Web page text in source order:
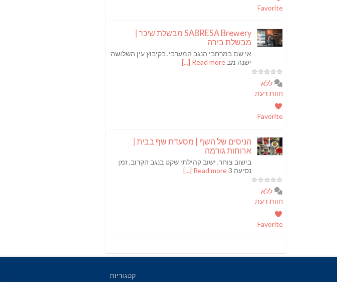
Favorite
SABRESA Brewery מבשלת שיכר |
מבשלת בירה
אי שם במרחבי הנגב המערבי, בקיבוץ עין השלושה
ישנה מב Read more [...]
ללא
חוות דעת
Favorite
הניסים של השף | מסעדת שף בבית |
ארוחות גורמה
בישוב צוחר, ישוב קהילתי שקט בנגב הקרוב, זמן
נסיעה 3
Read more [...]
ללא
חוות דעת
Favorite
קטגוריות